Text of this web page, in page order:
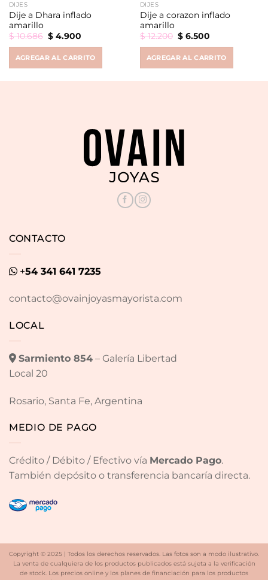
DIJES
Dije a Dhara inflado
amarillo
$10.686 Original
price
$ 10.686.
$4.900Current
$ 4.900.
AGREGAR AL CARRITO
DIJES
Dije a corazon inflado
amarillo
$12.200 Original
price
$ 12.200.
$6.500Current
$ 6.500.
AGREGAR AL CARRITO
LOCAL
Sarmiento 854– Galería Libertad
Local 20
Rosario, Santa Fe, Argentina
MEDIO DE PAGO
Crédito / Débito / Efectivo vía Mercado Pago.
También depósito o transferencia bancaría directa.
CONTACTO
+54 341 641 7235
contacto@ovainjoyasmayorista.com
Copyright © 2025 | Todos los derechos reservados. Las fotos son a modo ilustrativo.
La venta de cualquiera de los productos publicados está sujeta a la verificación
de stock. Los precios online y los planes de financiación para los productos